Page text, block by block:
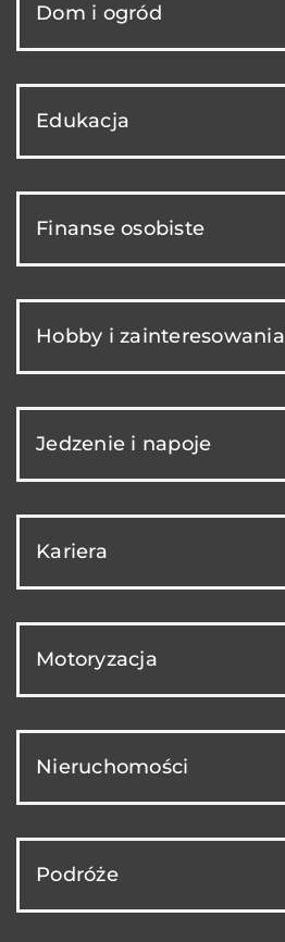
Dom i ogród
Edukacja
Finanse osobiste
Hobby i zainteresowania
Jedzenie i napoje
Kariera
Motoryzacja
Nieruchomości
Podróże